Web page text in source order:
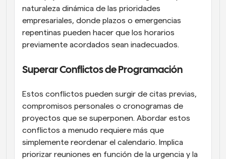
naturaleza dinámica de las prioridades
empresariales, donde plazos o emergencias
repentinas pueden hacer que los horarios
previamente acordados sean inadecuados.
Superar Conflictos de Programación
Estos conflictos pueden surgir de citas previas,
compromisos personales o cronogramas de
proyectos que se superponen. Abordar estos
conflictos a menudo requiere más que
simplemente reordenar el calendario. Implica
priorizar reuniones en función de la urgencia y la